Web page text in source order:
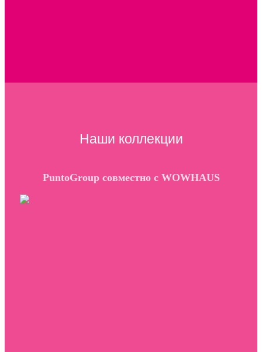
Наши коллекции
PuntoGroup совместно с WOWHAUS